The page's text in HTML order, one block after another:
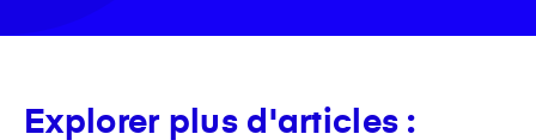
Explorer plus d'articles :